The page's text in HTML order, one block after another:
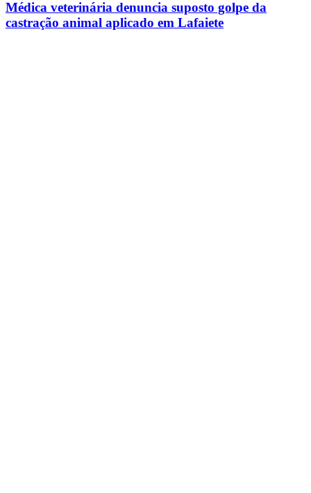
Médica veterinária denuncia suposto golpe da
castração animal aplicado em Lafaiete